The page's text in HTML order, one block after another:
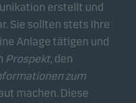
erstellt und
Sie sollten stets Ihre
Anlage tätigen und
Prospekt, den
zum
machen. Diese